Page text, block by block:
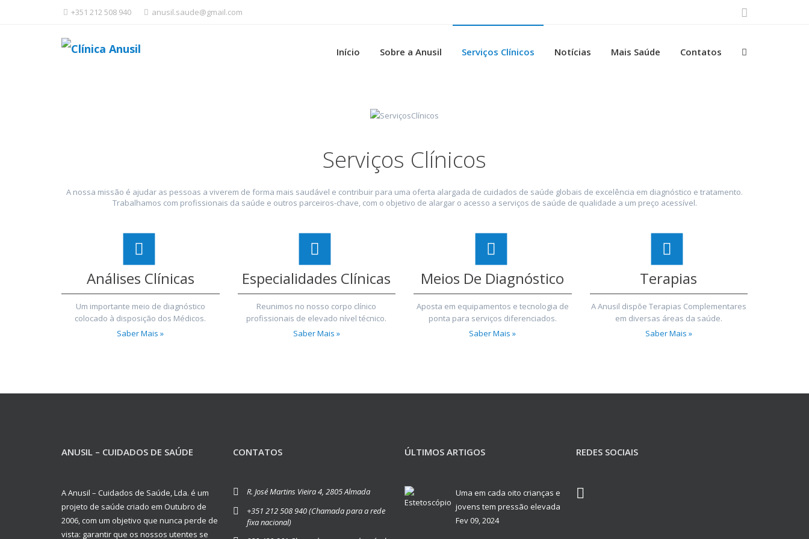
+351 212 508 940 anusil.saude@gmail.com
Início Sobre a Anusil Serviços Clínicos Notícias Mais Saúde Contatos
Serviços Clínicos
A nossa missão é ajudar as pessoas a viverem de forma mais saudável e contribuir para uma oferta alargada de cuidados de saúde globais de excelência em diagnóstico e tratamento.
Trabalhamos com profissionais da saúde e outros parceiros-chave, com o objetivo de alargar o acesso a serviços de saúde de qualidade a um preço acessível.
Análises Clínicas
Um importante meio de diagnóstico
colocado à disposição dos Médicos.
Saber Mais »
Especialidades Clínicas
Reunimos no nosso corpo clínico
profissionais de elevado nível técnico.
Saber Mais »
Meios De Diagnóstico
Aposta em equipamentos e tecnologia de
ponta para serviços diferenciados.
Saber Mais »
Terapias
A Anusil dispõe Terapias Complementares
em diversas áreas da saúde.
Saber Mais »
ANUSIL – CUIDADOS DE SAÚDE
A Anusil – Cuidados de Saúde, Lda. é um
projeto de saúde criado em Outubro de
2006, com um objetivo que nunca perde de
vista: garantir que os nossos utentes se
CONTATOS
R. José Martins Vieira 4, 2805 Almada
+351 212 508 940 (Chamada para a rede
fixa nacional)
ÚLTIMOS ARTIGOS
Uma em cada oito crianças e
jovens tem pressão elevada
Fev 09, 2024
REDES SOCIAIS